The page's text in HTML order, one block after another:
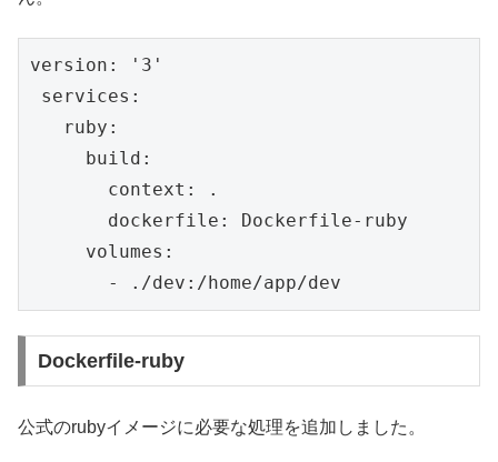
version: '3'
services:
   ruby:
     build:
       context: .
       dockerfile: Dockerfile-ruby
     volumes:
       - ./dev:/home/app/dev
Dockerfile-ruby
公式のrubyイメージに必要な処理を追加しました。